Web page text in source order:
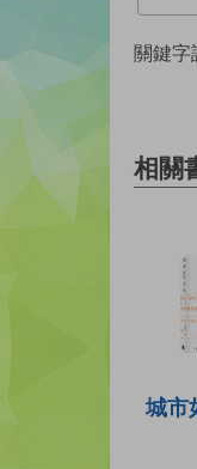
關鍵字
相關
城市